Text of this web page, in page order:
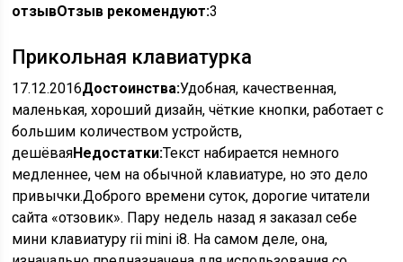
отзывОтзыв рекомендуют:3
Прикольная клавиатурка
17.12.2016Достоинства:Удобная, качественная,
маленькая, хороший дизайн, чёткие кнопки, работает с
большим количеством устройств,
дешёваяНедостатки:Текст набирается немного
медленнее, чем на обычной клавиатуре, но это дело
привычки.Доброго времени суток, дорогие читатели
сайта «отзовик». Пару недель назад я заказал себе
мини клавиатуру rii mini i8. На самом деле, она,